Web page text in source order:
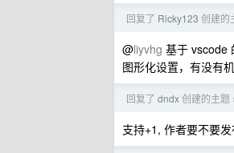
回复了 Ricky123 创建的
@liyvhg 基于 vscode
图形化设置，有没有
回复了 dndx创建的主题 ›
支持+1, 作者要不要